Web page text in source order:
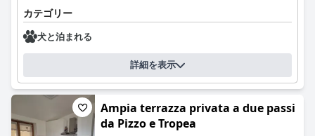
カテゴリー
犬と泊まれる
詳細を表示
Ampia terrazza privata a due passi
da Pizzo e Tropea